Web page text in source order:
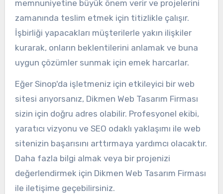
memnuniyetine büyük önem verir ve projelerini
zamanında teslim etmek için titizlikle çalışır.
İşbirliği yapacakları müşterilerle yakın ilişkiler
kurarak, onların beklentilerini anlamak ve buna
uygun çözümler sunmak için emek harcarlar.
Eğer Sinop'da işletmeniz için etkileyici bir web
sitesi arıyorsanız, Dikmen Web Tasarım Firması
sizin için doğru adres olabilir. Profesyonel ekibi,
yaratıcı vizyonu ve SEO odaklı yaklaşımı ile web
sitenizin başarısını arttırmaya yardımcı olacaktır.
Daha fazla bilgi almak veya bir projenizi
değerlendirmek için Dikmen Web Tasarım Firması
ile iletişime geçebilirsiniz.